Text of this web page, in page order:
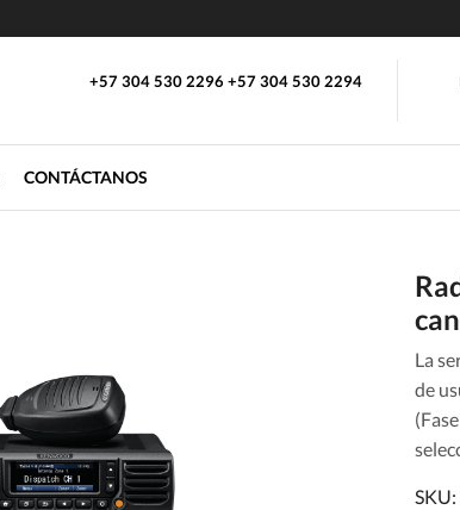
+57 304 530 2296 +57 304 530 2294
CONTÁCTANOS
La
de
SKU: